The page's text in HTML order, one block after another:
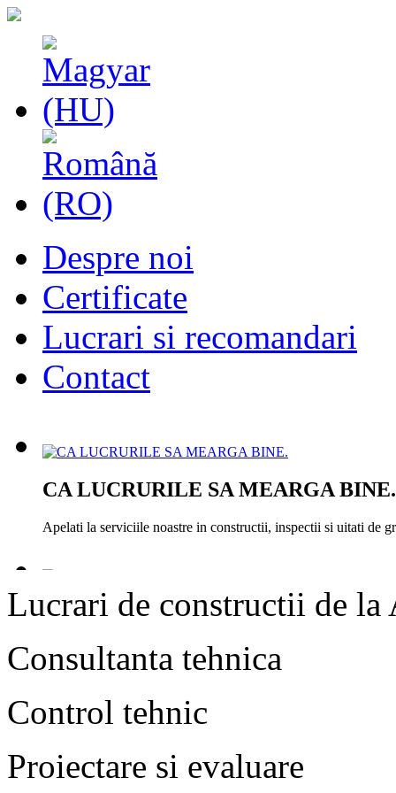
Despre noi
Certificate
Lucrari si recomandari
Contact
CA LUCRURILE SA MEARGA BINE.
Apelati la serviciile noastre in constructii, inspectii si uitati de
Ca lucrurile sa mearga bine
Apelati la serviciile noastre in constructii, inspectii si uitati de
Apelati la serviciile noastre in constructii, inspectii si uitati de
Lucrari de constructii de la
Consultanta tehnica
Control tehnic
Proiectare si evaluare